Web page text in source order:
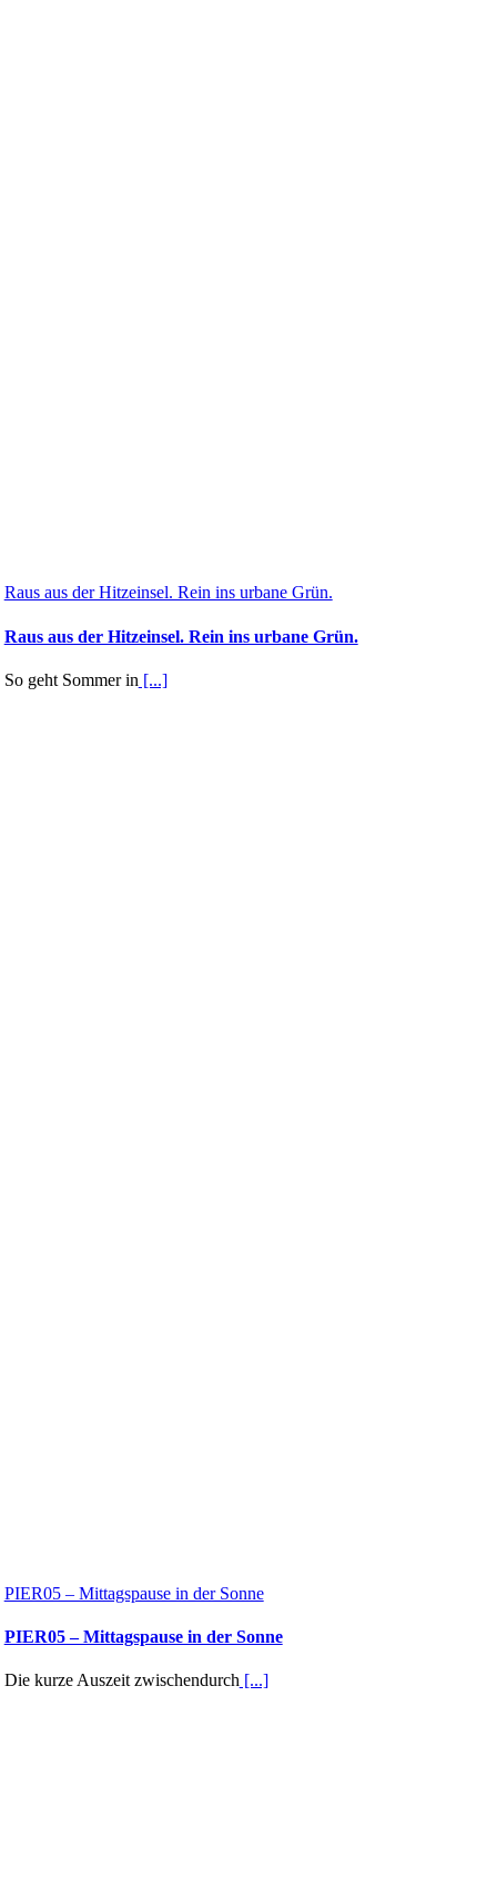
Raus aus der Hitzeinsel. Rein ins urbane Grün.
Raus aus der Hitzeinsel. Rein ins urbane Grün.
So geht Sommer in [...]
PIER05 – Mittagspause in der Sonne
PIER05 – Mittagspause in der Sonne
Die kurze Auszeit zwischendurch[...]